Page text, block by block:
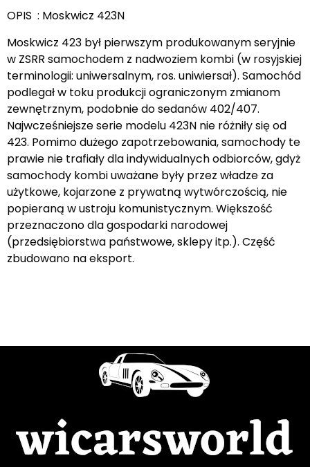
OPIS : Moskwicz 423N
Moskwicz 423 był pierwszym produkowanym seryjnie
w ZSRR samochodem z nadwoziem kombi (w rosyjskiej
terminologii: uniwersalnym, ros. uniwiersał). Samochód
podlegał w toku produkcji ograniczonym zmianom
zewnętrznym, podobnie do sedanów 402/407.
Najwcześniejsze serie modelu 423N nie różniły się od
423. Pomimo dużego zapotrzebowania, samochody te
prawie nie trafiały dla indywidualnych odbiorców, gdyż
samochody kombi uważane były przez władze za
użytkowe, kojarzone z prywatną wytwórczością, nie
popieraną w ustroju komunistycznym. Większość
przeznaczono dla gospodarki narodowej
(przedsiębiorstwa państwowe, sklepy itp.). Część
zbudowano na eksport.